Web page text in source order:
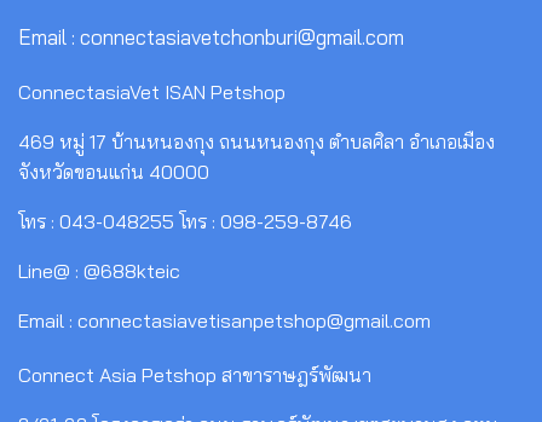
Email : connectasiavetchonburi@gmail.com
ConnectasiaVet ISAN Petshop
469 หมู่ 17 บ้านหนองกุง ถนนหนองกุง ตำบลศิลา อำเภอเมือง
จังหวัดขอนแก่น 40000
โทร : 043-048255 โทร : 098-259-8746
Line@ : @688kteic
Email : connectasiavetisanpetshop@gmail.com
Connect Asia Petshop สาขาราษฎร์พัฒนา